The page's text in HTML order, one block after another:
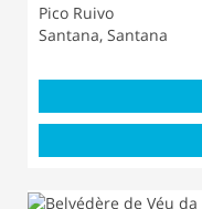
Pico Ruivo
Santana, Santana